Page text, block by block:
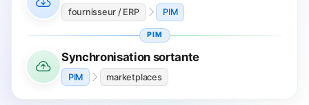
fournisseur / ERP PIM
PIM
Synchronisation sortante
PIM marketplaces